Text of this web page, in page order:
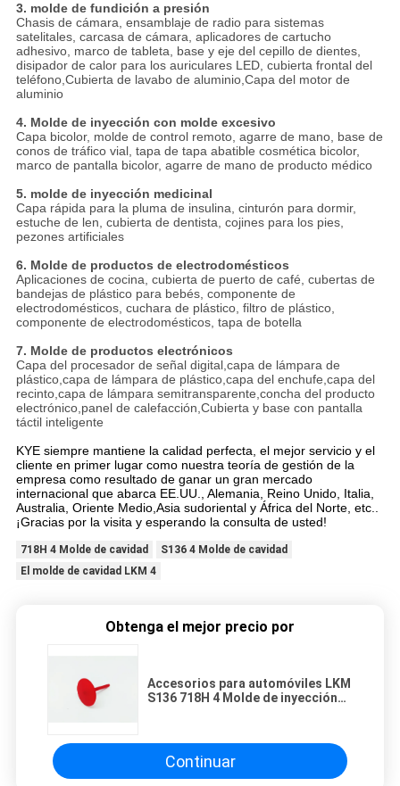
3. molde de fundición a presión
Chasis de cámara, ensamblaje de radio para sistemas
satelitales, carcasa de cámara, aplicadores de cartucho
adhesivo, marco de tableta, base y eje del cepillo de dientes,
disipador de calor para los auriculares LED, cubierta frontal del
teléfono,Cubierta de lavabo de aluminio,Capa del motor de
aluminio
4. Molde de inyección con molde excesivo
Capa bicolor, molde de control remoto, agarre de mano, base de
conos de tráfico vial, tapa de tapa abatible cosmética bicolor,
marco de pantalla bicolor, agarre de mano de producto médico
5. molde de inyección medicinal
Capa rápida para la pluma de insulina, cinturón para dormir,
estuche de len, cubierta de dentista, cojines para los pies,
pezones artificiales
6. Molde de productos de electrodomésticos
Aplicaciones de cocina, cubierta de puerto de café, cubertas de
bandejas de plástico para bebés, componente de
electrodomésticos, cuchara de plástico, filtro de plástico,
componente de electrodomésticos, tapa de botella
7. Molde de productos electrónicos
Capa del procesador de señal digital,capa de lámpara de
plástico,capa de lámpara de plástico,capa del enchufe,capa del
recinto,capa de lámpara semitransparente,concha del producto
electrónico,panel de calefacción,Cubierta y base con pantalla
táctil inteligente
KYE siempre mantiene la calidad perfecta, el mejor servicio y el
cliente en primer lugar como nuestra teoría de gestión de la
empresa como resultado de ganar un gran mercado
internacional que abarca EE.UU., Alemania, Reino Unido, Italia,
Australia, Oriente Medio,Asia sudoriental y África del Norte, etc..
¡Gracias por la visita y esperando la consulta de usted!
718H 4 Molde de cavidad
S136 4 Molde de cavidad
El molde de cavidad LKM 4
Obtenga el mejor precio por
Accesorios para automóviles LKM
S136 718H 4 Molde de inyección
Continuar